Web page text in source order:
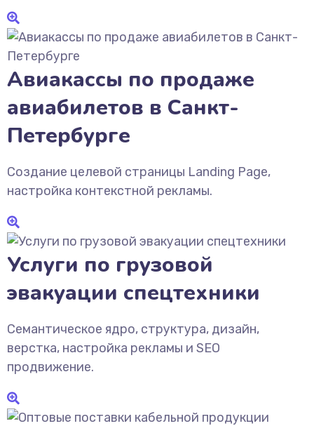
Авиакассы по продаже
авиабилетов в Санкт-
Петербурге
Создание целевой страницы Landing Page,
настройка контекстной рекламы.
Услуги по грузовой
эвакуации спецтехники
Семантическое ядро, структура, дизайн,
верстка, настройка рекламы и SEO
продвижение.